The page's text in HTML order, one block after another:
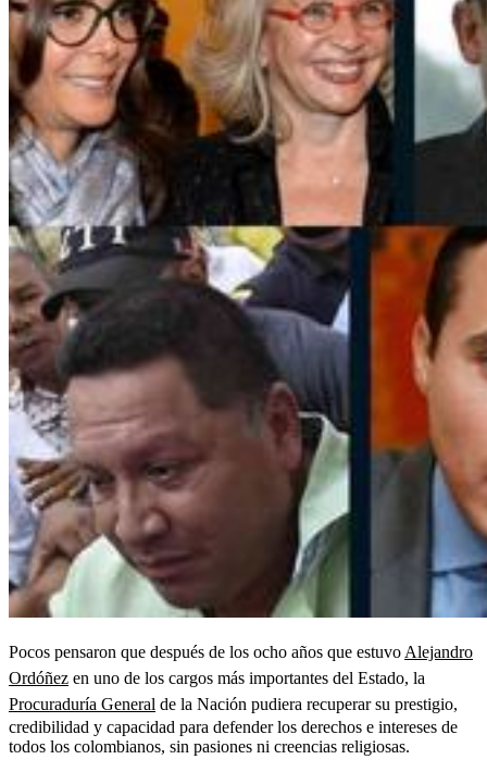
Pocos pensaron que después de los ocho años que estuvo Alejandro
Ordóñez en uno de los cargos más importantes del Estado, la
Procuraduría General de la Nación pudiera recuperar su prestigio,
credibilidad y capacidad para defender los derechos e intereses de
todos los colombianos, sin pasiones ni creencias religiosas.